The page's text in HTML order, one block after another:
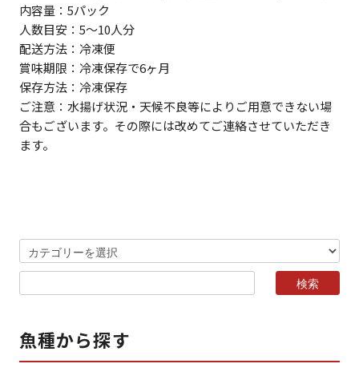
内容量：5パック
人数目安：5～10人分
配送方法：冷凍便
賞味期限：冷凍保存で6ヶ月
保存方法：冷凍保存
ご注意：水揚げ状況・天候不良等によりご用意できない場
合もございます。その際には改めてご連絡させていただき
ます。
魚種から探す